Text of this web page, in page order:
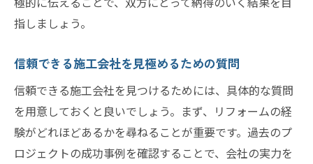
手法
アウトリーチによるブランド価値の向上
成果を最大化するPDCAサイクルの活用
リフォームプロジェクトを成功に導くアウトリ
ーチの手引き
プロジェクト開始前の事前準備の重要性
指しましょう。
信頼できる施工会社を見極めるための質問
信頼できる施工会社を見つけるためには、具体的な質問
を用意しておくと良いでしょう。まず、リフォームの経
験がどれほどあるかを尋ねることが重要です。過去のプ
ロジェクトの成功事例を確認することで、会社の実力を